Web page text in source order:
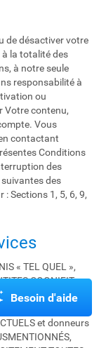
de désactiver votre
la totalité des
à notre seule
responsabilité à
ou
Votre contenu,
Vous
contactant
Conditions
des
des
Sections 1, 5, 6, 9,
« TEL QUEL »,
COGNIFIT »
affiliÉes,
employÉs,
et donneurs
Besoin d'aide